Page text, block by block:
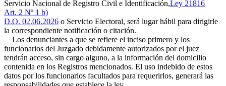
Servicio Nacional de Registro Civil e Identificación,Ley 21816
Art. 2 Nº 1 b)
D.O. 02.06.2026 o Servicio Electoral, será lugar hábil para dirigirle
la correspondiente notificación o citación.
Los denunciantes a que se refiere el inciso primero y los
funcionarios del Juzgado debidamente autorizados por el juez
tendrán acceso, sin cargo alguno, a la información del domicilio
contenida en los Registros mencionados. El uso indebido de estos
datos por los funcionarios facultados para requerirlos, generará las